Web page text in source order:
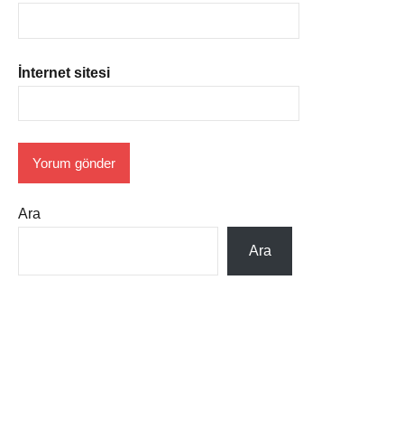
İnternet sitesi
Ara
Ara